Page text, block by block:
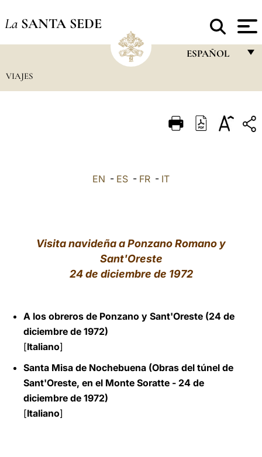
La SANTA SEDE
ESPAÑOL
ITALIANO
LATINE
VIAJES
EN - ES - FR - IT
Visita navideña a Ponzano Romano y
Sant'Oreste
24 de diciembre de 1972
A los obreros de Ponzano y Sant'Oreste (24 de
diciembre de 1972)
[Italiano]
Santa Misa de Nochebuena (Obras del túnel de
Sant'Oreste, en el Monte Soratte - 24 de
diciembre de 1972)
[Italiano]